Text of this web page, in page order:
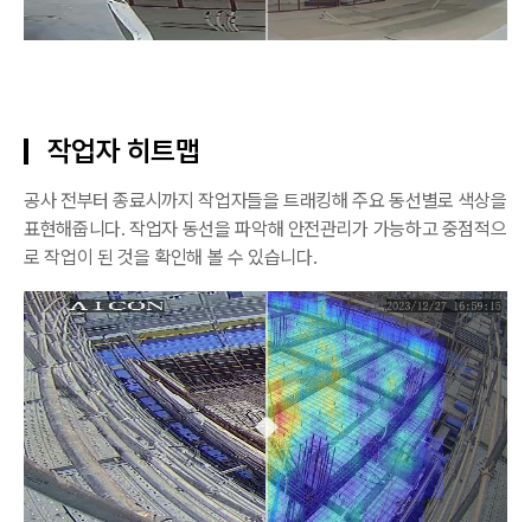
작업자 히트맵
공사 전부터 종료시까지 작업자들을 트래킹해 주요 동선별로 색상을
표현해줍니다. 작업자 동선을 파악해 안전관리가 가능하고 중점적으
로 작업이 된 것을 확인해 볼 수 있습니다.